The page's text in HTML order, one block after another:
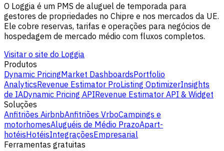
O Loggia é um PMS de aluguel de temporada para
gestores de propriedades no Chipre e nos mercados da UE.
Ele cobre reservas, tarifas e operações para negócios de
hospedagem de mercado médio com fluxos completos.
Visitar o site do Loggia
Produtos
Dynamic PricingMarket DashboardsPortfolio
AnalyticsRevenue Estimator ProListing OptimizerInsights
de IADynamic Pricing APIRevenue Estimator API & Widget
Soluções
Anfitriões AirbnbAnfitriões VrboCampings e
motorhomesAluguéis de Médio PrazoApart-
hotéisHotéisIntegraçõesEmpresarial
Ferramentas gratuitas